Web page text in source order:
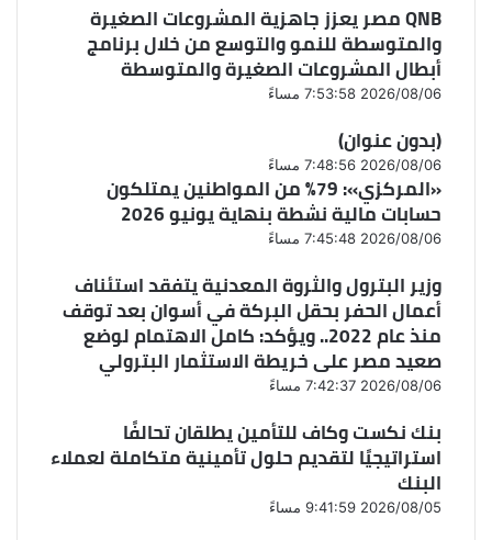
QNB مصر يعزز جاهزية المشروعات الصغيرة
والمتوسطة للنمو والتوسع من خلال برنامج
أبطال المشروعات الصغيرة والمتوسطة
2026/08/06 7:53:58 مساءً
(بدون عنوان)
2026/08/06 7:48:56 مساءً
«المركزي»: 79% من المواطنين يمتلكون
حسابات مالية نشطة بنهاية يونيو 2026
2026/08/06 7:45:48 مساءً
وزير البترول والثروة المعدنية يتفقد استئناف
أعمال الحفر بحقل البركة في أسوان بعد توقف
منذ عام 2022.. ويؤكد: كامل الاهتمام لوضع
صعيد مصر على خريطة الاستثمار البترولي
2026/08/06 7:42:37 مساءً
بنك نكست وكاف للتأمين يطلقان تحالفًا
استراتيجيًا لتقديم حلول تأمينية متكاملة لعملاء
البنك
2026/08/05 9:41:59 مساءً